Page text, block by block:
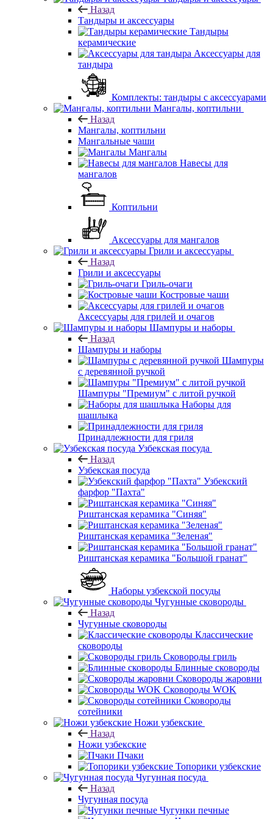
Назад
Тандыры и аксессуары
Тандыры
керамические
Аксессуары для
тандыра
Комплекты: тандыры с аксессуарами
Мангалы, коптильни
Назад
Мангалы, коптильни
Мангальные чаши
Мангалы
Навесы для
мангалов
Коптильни
Аксессуары для мангалов
Грили и аксессуары
Назад
Грили и аксессуары
Гриль-очаги
Костровые чаши
Аксессуары для грилей и очагов
Шампуры и наборы
Назад
Шампуры и наборы
Шампуры
с деревянной ручкой
Шампуры "Премиум" с литой ручкой
Наборы для
шашлыка
Принадлежности для гриля
Узбекская посуда
Назад
Узбекская посуда
Узбекский
фарфор "Пахта"
Риштанская керамика "Синяя"
Риштанская керамика "Зеленая"
Риштанская керамика "Большой гранат"
Наборы узбекской посуды
Чугунные сковороды
Назад
Чугунные сковороды
Классические
сковороды
Сковороды гриль
Блинные сковороды
Сковороды жаровни
Сковороды WOK
Сковороды
сотейники
Ножи узбекские
Назад
Ножи узбекские
Пчаки
Топорики узбекские
Чугунная посуда
Назад
Чугунная посуда
Чугунки печные